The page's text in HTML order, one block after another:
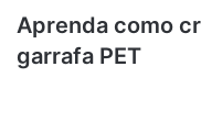
Aprenda como
garrafa PET